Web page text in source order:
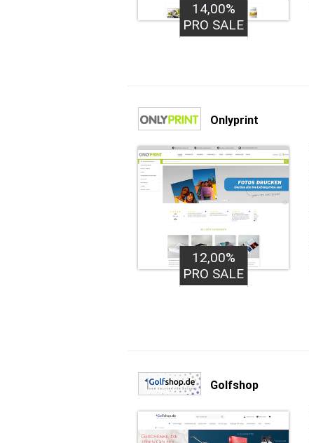
14,00%
PRO SALE
Onlyprint
12,00%
PRO SALE
Golfshop